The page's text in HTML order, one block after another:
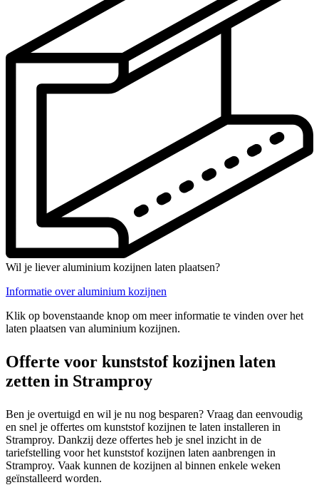
Wil je liever aluminium kozijnen laten plaatsen?
Informatie over aluminium kozijnen
Klik op bovenstaande knop om meer informatie te vinden over het
laten plaatsen van aluminium kozijnen.
Offerte voor kunststof kozijnen laten
zetten in Stramproy
Ben je overtuigd en wil je nu nog besparen? Vraag dan eenvoudig
en snel je offertes om kunststof kozijnen te laten installeren in
Stramproy. Dankzij deze offertes heb je snel inzicht in de
tariefstelling voor het kunststof kozijnen laten aanbrengen in
Stramproy. Vaak kunnen de kozijnen al binnen enkele weken
geïnstalleerd worden.